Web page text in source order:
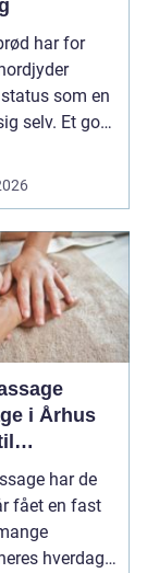
har for
som en
selv. Et godt
i Århus
og
har de
fået en fast
hverdag.